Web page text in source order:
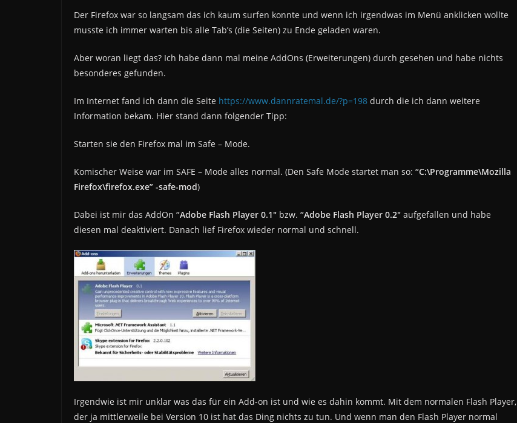
Der Firefox war so langsam das ich kaum surfen konnte und wenn ich irgendwas im Menü anklicken wollte
musste ich immer warten bis alle Tab’s (die Seiten) zu Ende geladen waren.
Aber woran liegt das? Ich habe dann mal meine AddOns (Erweiterungen) durch gesehen und habe nichts
besonderes gefunden.
Im Internet fand ich dann die Seite https://www.dannratemal.de/?p=198 durch die ich dann weitere
Information bekam. Hier stand dann folgender Tipp:
Starten sie den Firefox mal im Safe – Mode.
Komischer Weise war im SAFE – Mode alles normal. (Den Safe Mode startet man so: “C:\Programme\Mozilla
Firefox\firefox.exe” -safe-mod)
Dabei ist mir das AddOn “Adobe Flash Player 0.1″ bzw. “Adobe Flash Player 0.2″ aufgefallen und habe
diesen mal deaktiviert. Danach lief Firefox wieder normal und schnell.
Irgendwie ist mir unklar was das für ein Add-on ist und wie es dahin kommt. Mit dem normalen Flash Player,
der ja mittlerweile bei Version 10 ist hat das Ding nichts zu tun. Und wenn man den Flash Player normal